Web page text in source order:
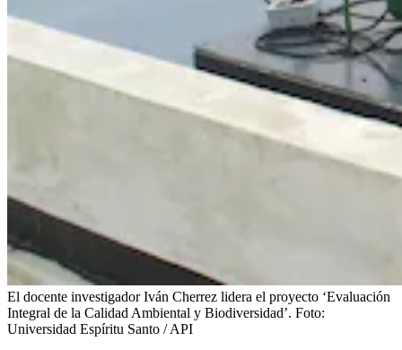
El docente investigador Iván Cherrez lidera el proyecto ‘Evaluación
Integral de la Calidad Ambiental y Biodiversidad’. Foto:
Universidad Espíritu Santo / API